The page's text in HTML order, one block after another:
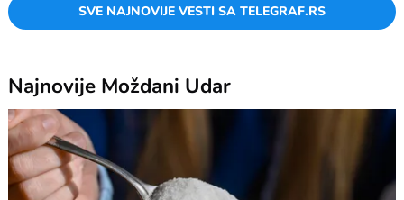
SVE NAJNOVIJE VESTI SA TELEGRAF.RS
Najnovije Moždani Udar